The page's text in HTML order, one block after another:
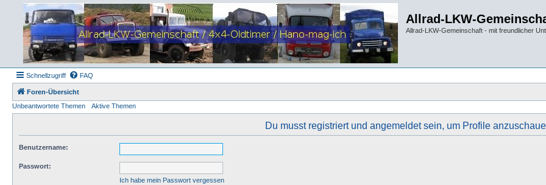
Allrad-LKW-
Allrad-LKW-Gemeinschaft - mit freundlicher
Schnellzugriff FAQ
Foren-Übersicht
Unbeantwortete Themen
Aktive Themen
Du musst registriert und angemeldet sein, um Profile
Benutzername:
Passwort:
Ich habe mein Passwort vergessen